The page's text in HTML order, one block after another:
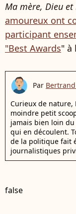
Ma mère, Dieu et
amoureux ont
participant
"Best Awards" à
Par
Curieux de nature,
moindre petit
jamais bien loin
qui en découlent.
de la politique fait
journalistiques
false